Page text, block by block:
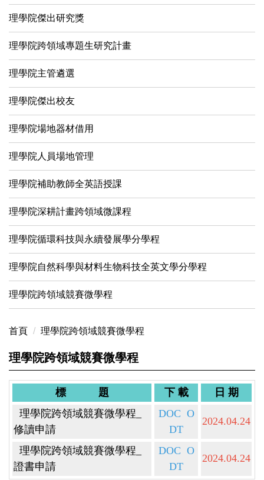
理學院傑出研究獎
理學院跨領域專題生研究計畫
理學院主管遴選
理學院傑出校友
理學院場地器材借用
理學院人員場地管理
理學院補助教師全英語授課
理學院深耕計畫跨領域微課程
理學院循環科技與永續發展學分學程
理學院自然科學與材料生物科技全英文學分學程
理學院跨領域競賽微學程
首頁 理學院跨領域競賽微學程
理學院跨領域競賽微學程
標 題 下 載
日 期
理學院跨領域競賽微學程_
修讀申請
DOC O
DT
2024.04.24
理學院跨領域競賽微學程_
證書申請
DOC O
DT
2024.04.24